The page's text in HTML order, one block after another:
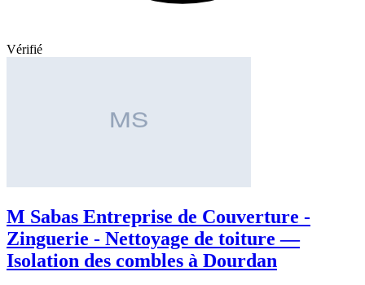
Vérifié
M Sabas Entreprise de Couverture -
Zinguerie - Nettoyage de toiture —
Isolation des combles à Dourdan